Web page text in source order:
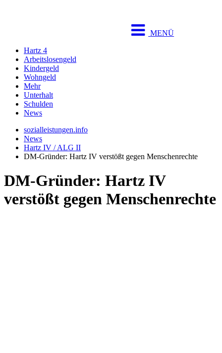
MENÜ
Hartz 4
Arbeitslosengeld
Kindergeld
Wohngeld
Mehr
Unterhalt
Schulden
News
sozialleistungen.info
News
Hartz IV / ALG II
DM-Gründer: Hartz IV verstößt gegen Menschenrechte
DM-Gründer: Hartz IV
verstößt gegen Menschenrechte